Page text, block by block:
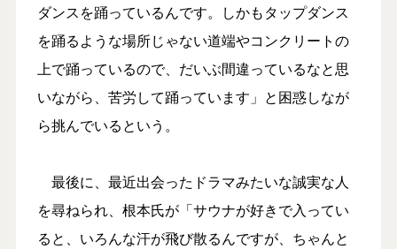
ダンスを踊っているんです。しかもタップダンス
を踊るような場所じゃない道端やコンクリートの
上で踊っているので、だいぶ間違っているなと思
いながら、苦労して踊っています」と困惑しなが
ら挑んでいるという。
最後に、最近出会ったドラマみたいな誠実な人
を尋ねられ、根本氏が「サウナが好きで入ってい
ると、いろんな汗が飛び散るんですが、ちゃんと